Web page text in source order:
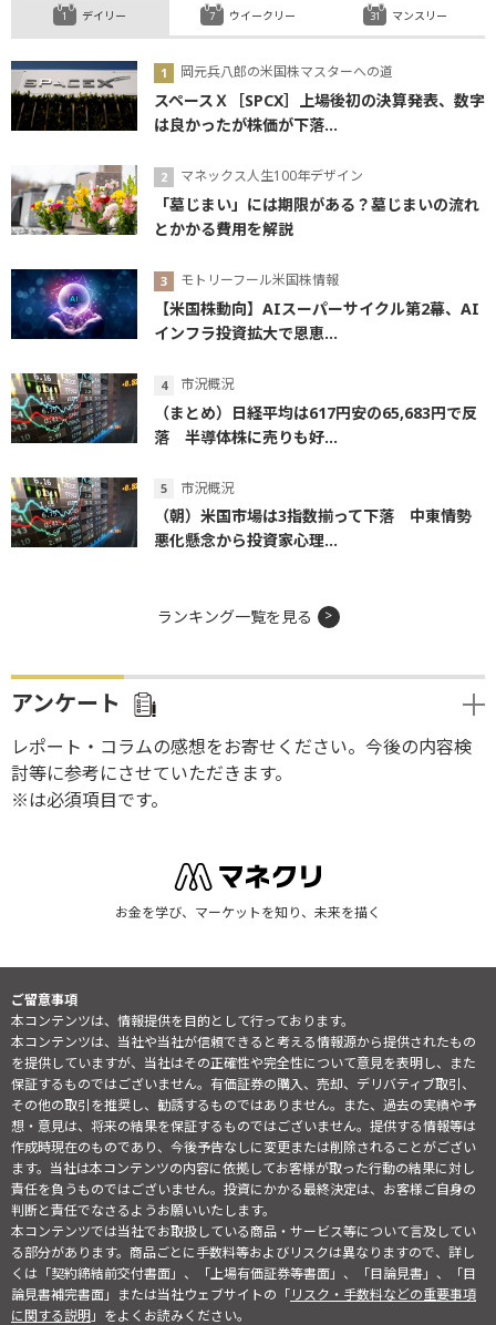
デイリー
岡元兵八郎の米国株マスターへの道
スペースＸ［SPCX］上場後初の決算発表、数字
は良かったが株価が下落...
マネックス人生100年デザイン
「墓じまい」には期限がある？墓じまいの流れ
とかかる費用を解説
モトリーフール米国株情報
【米国株動向】AIスーパーサイクル第2幕、AI
インフラ投資拡大で恩恵...
市況概況
（まとめ）日経平均は617円安の65,683円で反
落 半導体株に売りも好...
市況概況
（朝）米国市場は3指数揃って下落 中東情勢
悪化懸念から投資家心理...
ウイークリー マンスリー
ランキング一覧を見る
アンケート
レポート・コラムの感想をお寄せください。今後の内容検
討等に参考にさせていただきます。
※は必須項目です。
お金を学び、マーケットを知り、未来を描く
ご留意事項
本コンテンツは、情報提供を目的として行っております。
本コンテンツは、当社や当社が信頼できると考える情報源から提供されたもの
を提供していますが、当社はその正確性や完全性について意見を表明し、また
保証するものではございません。有価証券の購入、売却、デリバティブ取引、
その他の取引を推奨し、勧誘するものではありません。また、過去の実績や予
想・意見は、将来の結果を保証するものではございません。提供する情報等は
作成時現在のものであり、今後予告なしに変更または削除されることがござい
ます。当社は本コンテンツの内容に依拠してお客様が取った行動の結果に対し
責任を負うものではございません。投資にかかる最終決定は、お客様ご自身の
判断と責任でなさるようお願いいたします。
本コンテンツでは当社でお取扱している商品・サービス等について言及してい
る部分があります。商品ごとに手数料等およびリスクは異なりますので、詳し
くは「契約締結前交付書面」、「上場有価証券等書面」、「目論見書」、「目
論見書補完書面」または当社ウェブサイトの「リスク・手数料などの重要事項
に関する説明」をよくお読みください。